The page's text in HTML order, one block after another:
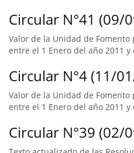
Circular N°41 (09/
Valor de la Unidad de
entre el 1 Enero del año 2011
Circular N°4 (11/
Valor de la Unidad de
entre el 1 Enero del año 2011 y
Circular N°39 (02/